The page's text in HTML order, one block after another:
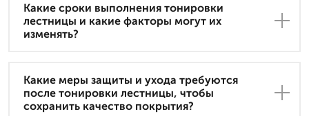
Какие сроки выполнения тонировки
лестницы и какие факторы могут их
изменять?
Какие меры защиты и ухода требуются
после тонировки лестницы, чтобы
сохранить качество покрытия?